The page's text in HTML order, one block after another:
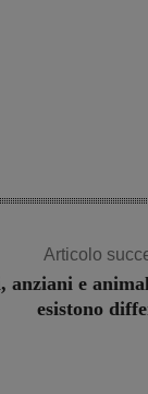
Articolo
anziani e
esistono